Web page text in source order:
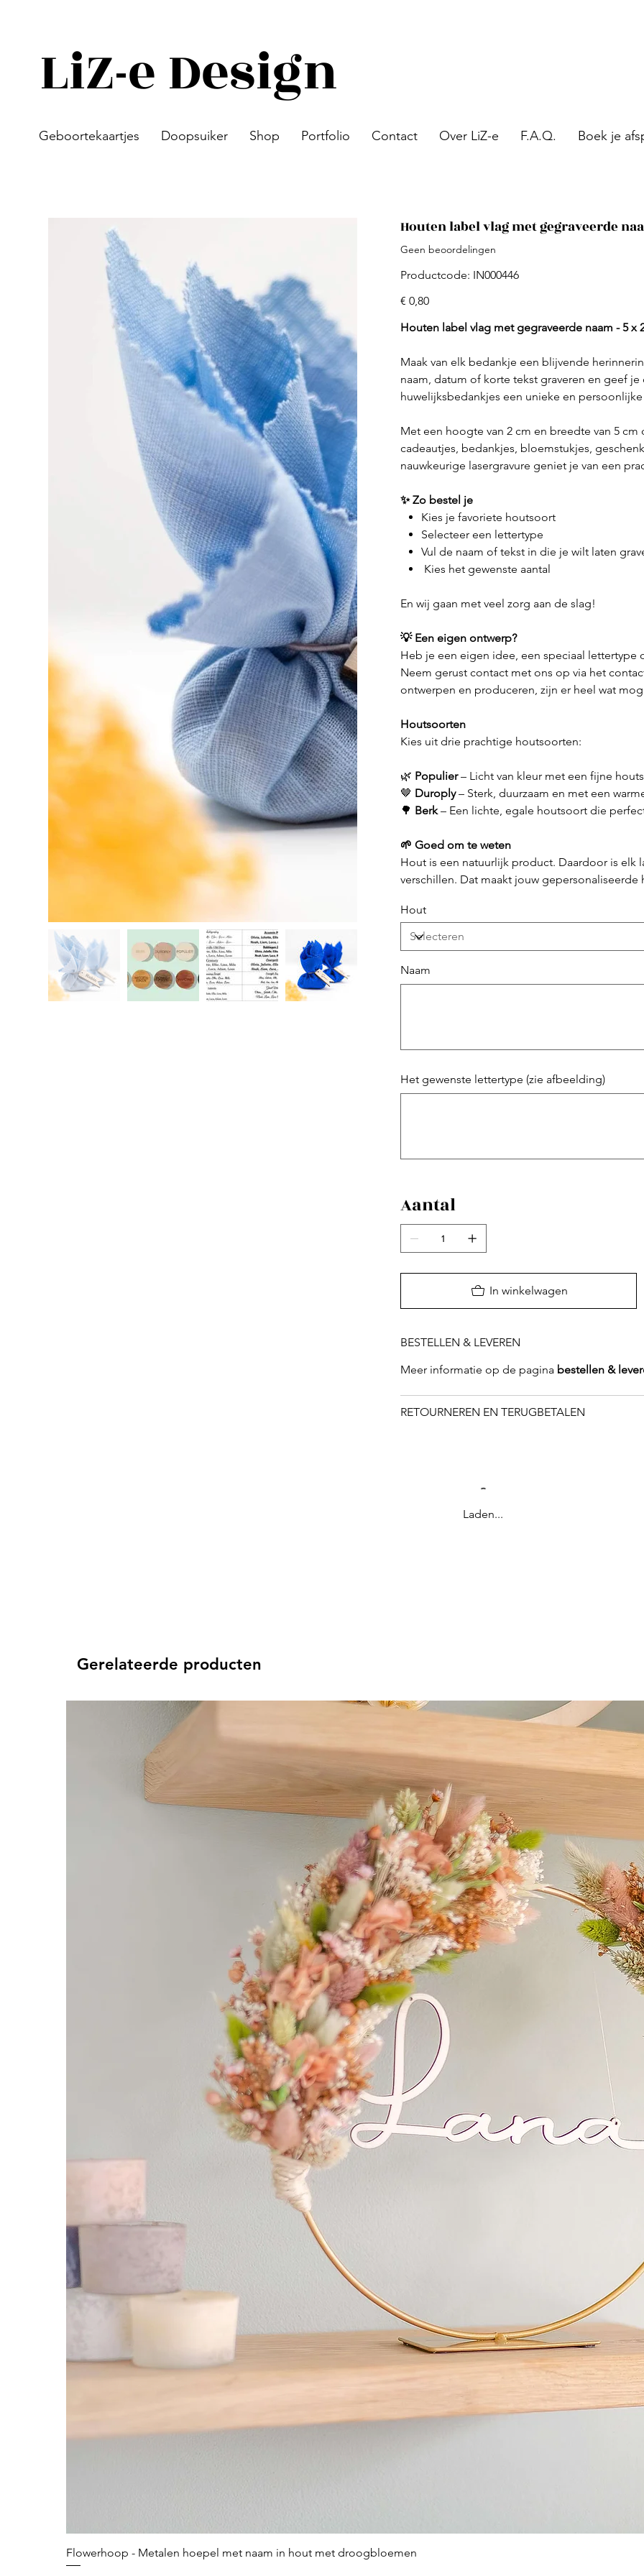
LiZ-e Design
Geboortekaartjes Doopsuiker Shop Portfolio Contact Over LiZ-e F.A.Q. Boek je
Houten label vlag met gegraveerde
Geen beoordelingen
Productcode: Productcode
IN000446
IN000446
Prijs
€ 0,80
Houten label vlag met gegraveerde naam - 5 x
Maak van elk bedankje een blijvende
naam, datum of korte tekst graveren en geef
huwelijksbedankjes een unieke en
Met een hoogte van 2 cm en breedte van 5 cm
cadeautjes, bedankjes, bloemstukjes,
nauwkeurige lasergravure geniet je van een
✨ Zo bestel je
Kies je favoriete houtsoort
Selecteer een lettertype
Vul de naam of tekst in die je wilt laten
Kies het gewenste aantal
En wij gaan met veel zorg aan de slag!
💡 Een eigen ontwerp?
Heb je een eigen idee, een speciaal
Neem gerust contact met ons op via het
ontwerpen en produceren, zijn er heel wat
Houtsoorten
Kies uit drie prachtige houtsoorten:
🌿 Populier– Licht van kleur met een fijne
🤎 Duroply– Sterk, duurzaam en met een
🌳 Berk– Een lichte, egale houtsoort die
🌱 Goed om te weten
Hout is een natuurlijk product. Daardoor is elk
verschillen. Dat maakt jouw
Hout
Naam
Het gewenste lettertype (zie afbeelding)
Aantal
In winkelwagen
BESTELLEN & LEVEREN
Meer informatie op de pagina bestellen &
RETOURNEREN EN TERUGBETALEN
Laden...
Gerelateerde producten
Flowerhoop - Metalen hoepel met naam in hout met droogbloemen